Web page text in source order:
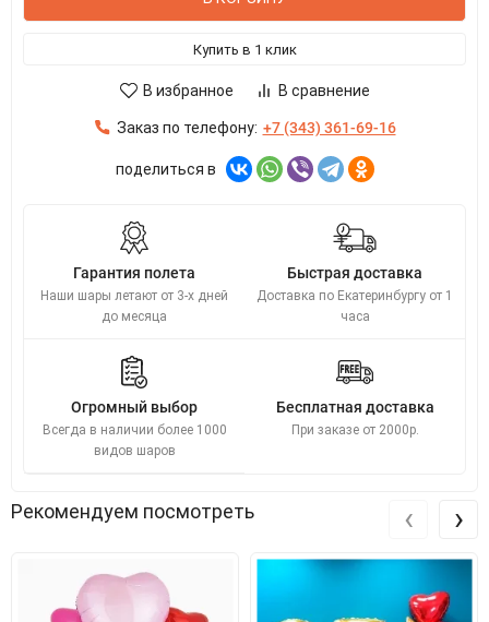
Купить в 1 клик
В избранное В сравнение
Заказ по телефону: +7 (343) 361-69-16
поделиться в
Гарантия полета
Наши шары летают от 3-х дней
до месяца
Быстрая доставка
Доставка по Екатеринбургу от 1
часа
Огромный выбор
Всегда в наличии более 1000
видов шаров
Бесплатная доставка
При заказе от 2000р.
Рекомендуем посмотреть ‹ ›